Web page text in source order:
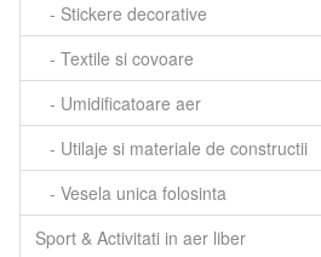
- Stickere decorative
- Textile si covoare
- Umidificatoare aer
- Utilaje si materiale de constructii
- Vesela unica folosinta
Sport & Activitati in aer liber